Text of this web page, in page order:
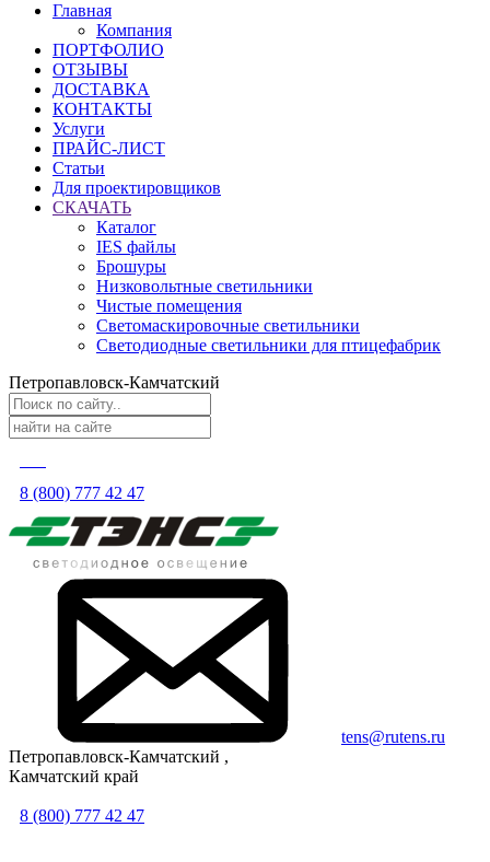
Главная
Компания
ПОРТФОЛИО
ОТЗЫВЫ
ДОСТАВКА
КОНТАКТЫ
Услуги
ПРАЙС-ЛИСТ
Статьи
Для проектировщиков
СКАЧАТЬ
Каталог
IES файлы
Брошуры
Низковольтные светильники
Чистые помещения
Светомаскировочные светильники
Светодиодные светильники для птицефабрик
Петропавловск-Камчатский
8 (800) 777 42 47
tens@rutens.ru
Петропавловск-Камчатский ,
Камчатский край
8 (800) 777 42 47